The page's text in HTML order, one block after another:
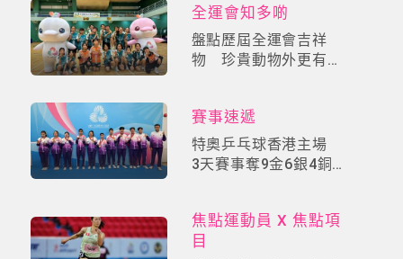
全運會知多啲
盤點歷屆全運會吉祥
物 珍貴動物外更有瑞
賽事速遞
特奧乒乓球香港主場
3天賽事奪9金6銀4銅佳
焦點運動員 X 焦點項
目